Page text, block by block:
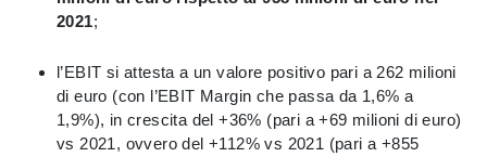
2021;
l’EBIT si attesta a un valore positivo pari a 262 milioni
di euro (con l’EBIT Margin che passa da 1,6% a
1,9%), in crescita del +36% (pari a +69 milioni di euro)
vs 2021, ovvero del +112% vs 2021 (pari a +855